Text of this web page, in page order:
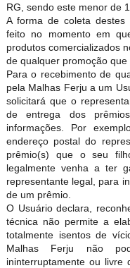
RG, sendo este menor de
A forma de coleta destes
feito no momento em
produtos comercializados
de qualquer promoção
Para o recebimento de
pela Malhas Ferju a um
solicitará que o
de entrega dos
informações. Por
endereço postal do
prêmio(s) que o seu
legalmente venha a ter
representante legal, para
de um prêmio.
O Usuário declara,
técnica não permite a
totalmente isentos de
Malhas Ferju não
ininterruptamente ou